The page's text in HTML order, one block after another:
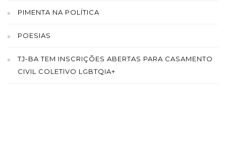
PIMENTA NA POLÍTICA
POESIAS
TJ-BA TEM INSCRIÇÕES ABERTAS PARA CASAMENTO
CIVIL COLETIVO LGBTQIA+